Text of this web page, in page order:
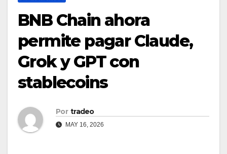
BNB Chain ahora
permite pagar Claude,
Grok y GPT con
stablecoins
Por tradeo
MAY 16, 2026